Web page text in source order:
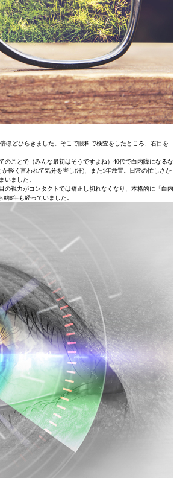
ほどひらきました。そこで眼科で検査をしたところ、右目を
ことで（みんな最初はそうですよね）40代で白内障になるな
軽く言われて気分を害し(汗)、また1年放置。日常の忙しさか
いました。
視力がコンタクトでは矯正し切れなくなり、本格的に「白内
8年も経っていました。